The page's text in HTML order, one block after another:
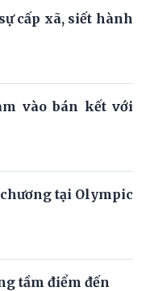
cấp xã, siết hành
vào bán kết với
tại Olympic
tầm điểm đến